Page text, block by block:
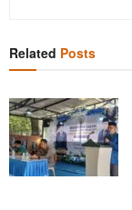
Related Posts